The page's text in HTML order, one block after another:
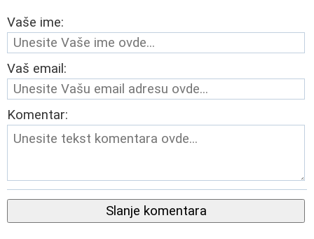
Vaše ime:
Vaš email:
Komentar:
Slanje komentara